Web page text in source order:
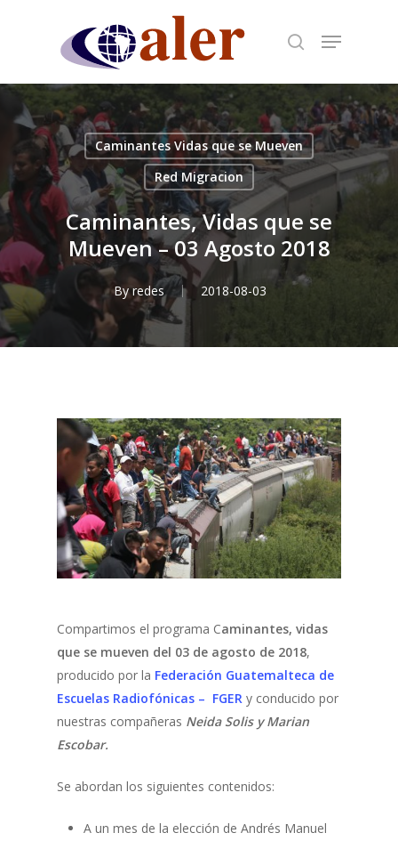
content
Caminantes Vidas que se Mueven
Red Migracion
Caminantes, Vidas que se
Mueven – 03 Agosto 2018
By redes 2018-08-03
Compartimos el programa Caminantes, vidas
que se mueven del 03 de agosto de 2018,
producido por la Federación Guatemalteca de
Escuelas Radiofónicas – FGER y conducido por
nuestras compañeras Neida Solis y Marian
Escobar.
Se abordan los siguientes contenidos:
A un mes de la elección de Andrés Manuel